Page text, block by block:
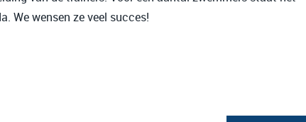
We wensen ze veel succes!